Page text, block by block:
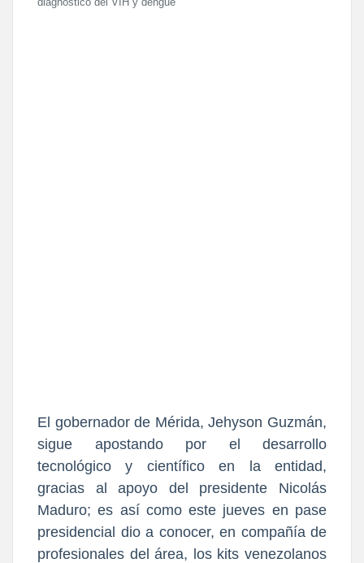
El gobernador de Mérida, Jehyson Guzmán,
sigue apostando por el desarrollo
tecnológico y científico en la entidad,
gracias al apoyo del presidente Nicolás
Maduro; es así como este jueves en pase
presidencial dio a conocer, en compañía de
profesionales del área, los kits venezolanos